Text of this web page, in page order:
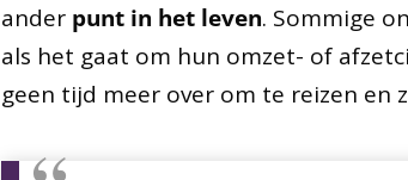
ander punt in het leven. Sommige
als het gaat om hun omzet- of
geen tijd meer over om te reizen en